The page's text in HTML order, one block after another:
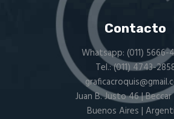
Contacto
Whatsapp: (011) 5666-
Tel.:(011) 4743-
Juan B. Justo 46 | Beccar
Buenos Aires |